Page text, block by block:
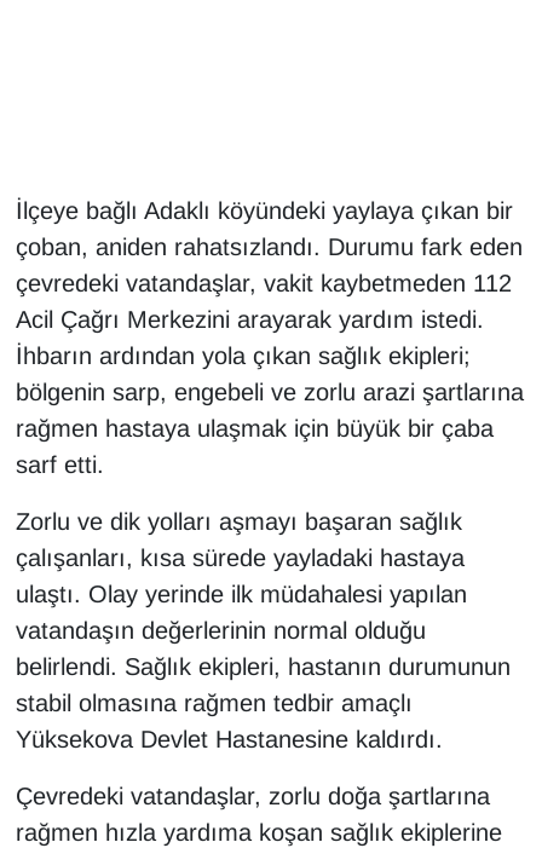
İlçeye bağlı Adaklı köyündeki yaylaya çıkan bir
çoban, aniden rahatsızlandı. Durumu fark eden
çevredeki vatandaşlar, vakit kaybetmeden 112
Acil Çağrı Merkezini arayarak yardım istedi.
İhbarın ardından yola çıkan sağlık ekipleri;
bölgenin sarp, engebeli ve zorlu arazi şartlarına
rağmen hastaya ulaşmak için büyük bir çaba
sarf etti.
Zorlu ve dik yolları aşmayı başaran sağlık
çalışanları, kısa sürede yayladaki hastaya
ulaştı. Olay yerinde ilk müdahalesi yapılan
vatandaşın değerlerinin normal olduğu
belirlendi. Sağlık ekipleri, hastanın durumunun
stabil olmasına rağmen tedbir amaçlı
Yüksekova Devlet Hastanesine kaldırdı.
Çevredeki vatandaşlar, zorlu doğa şartlarına
rağmen hızla yardıma koşan sağlık ekiplerine
HABERDE İNSAN
İngilizce
Kadın
Kamu Alımları
Kim Kimdir?
Kültür & Sanat
KURDÎ
MAGAZİN
MEDYA
ONE EKONOMİ
POLİTİKA